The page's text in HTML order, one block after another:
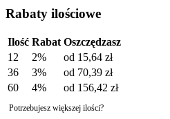
Rabaty ilościowe
Ilość Rabat Oszczędzasz
12
2% od 15,64 zł
36
3% od 70,39 zł
60
4% od 156,42 zł
Potrzebujesz większej ilości?